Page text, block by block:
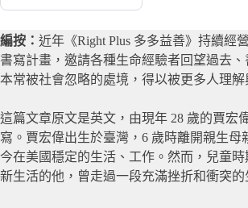
編按： 近年《Right Plus 多多益善》持續經營
書寫計畫，邀請各種生命經驗者回望過去
本常被社會忽略的處境，得以被更多人理解
這篇文章原文是英文，由現年 28 歲的賈宏
寫。賈宏偉出生於臺灣，6 歲時離開親生母
今在美國穩定的生活、工作。然而，兒童
新生活的他，曾走過一段充滿挫折和衝突的